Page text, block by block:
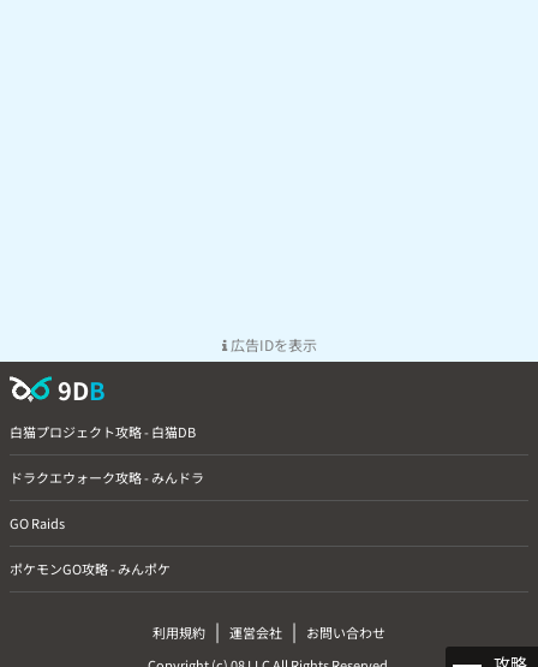
広告IDを表示
9DB
白猫プロジェクト攻略 - 白猫DB
ドラクエウォーク攻略 - みんドラ
GO Raids
ポケモンGO攻略 - みんポケ
利用規約 | 運営会社 |
お問い合わせ